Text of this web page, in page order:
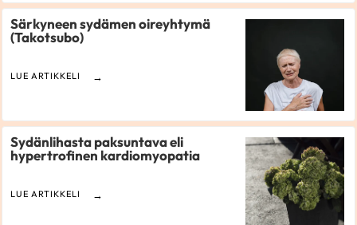
Särkyneen sydämen oireyhtymä
(Takotsubo)
LUE ARTIKKELI
Sydänlihasta paksuntava eli
hypertrofinen kardiomyopatia
LUE ARTIKKELI